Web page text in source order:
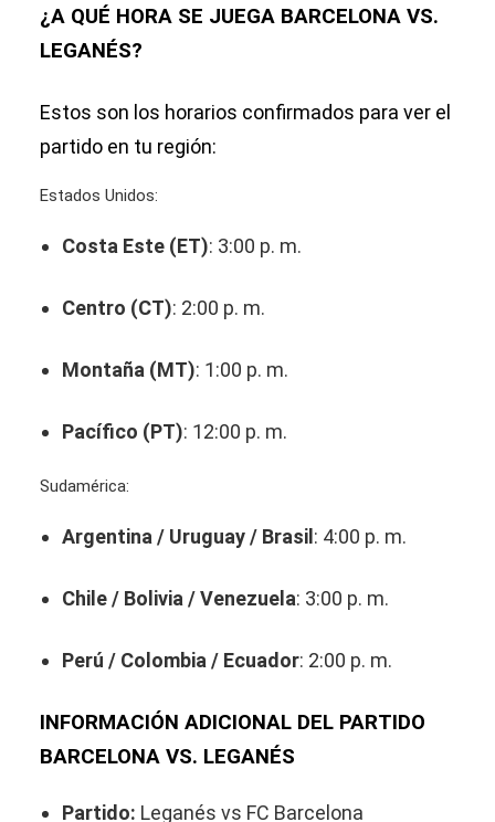
¿A QUÉ HORA SE JUEGA BARCELONA VS.
LEGANÉS?
Estos son los horarios confirmados para ver el
partido en tu región:
Estados Unidos:
Costa Este (ET): 3:00 p. m.
Centro (CT): 2:00 p. m.
Montaña (MT): 1:00 p. m.
Pacífico (PT): 12:00 p. m.
Sudamérica:
Argentina / Uruguay / Brasil : 4:00 p. m.
Chile / Bolivia / Venezuela: 3:00 p. m.
Perú / Colombia / Ecuador: 2:00 p. m.
INFORMACIÓN ADICIONAL DEL PARTIDO
BARCELONA VS. LEGANÉS
Partido: Leganés vs FC Barcelona